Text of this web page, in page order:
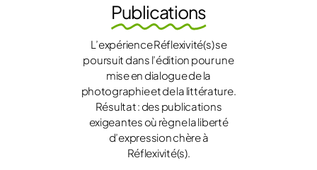
Publications
L’expérience Réflexivité(s) se
poursuit dans l’édition pour une
mise en dialogue de la
photographie et de la littérature.
Résultat : des publications
exigeantes où règne la liberté
d’expression chère à
Réflexivité(s).